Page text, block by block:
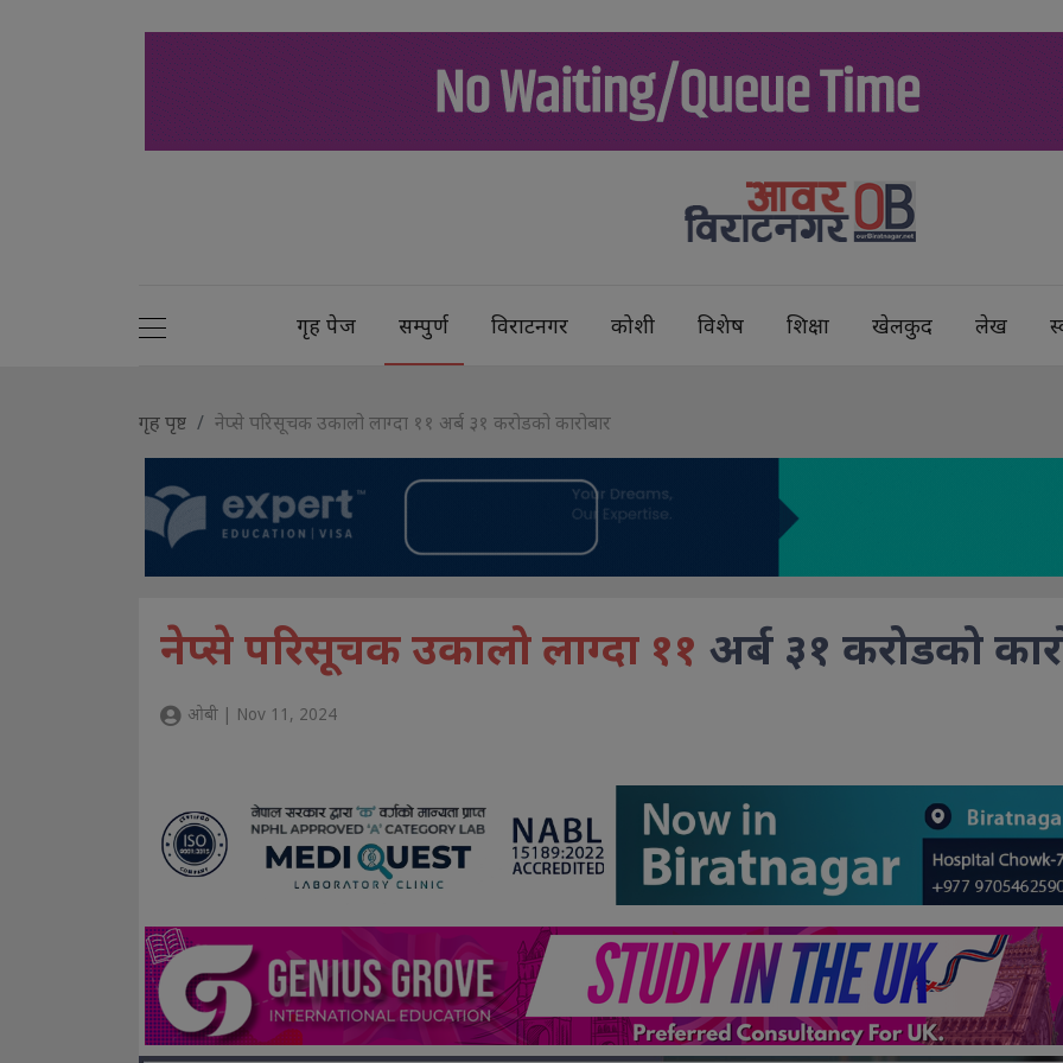
गृह पेज सम्पुर्ण विराटनगर कोशी विशेष शिक्षा खेलकुद लेख
गृह पृष्ट नेप्से परिसूचक उकालो लाग्दा ११ अर्ब ३१ करोडको कारोबार
नेप्से परिसूचक उकालो लाग्दा ११ अर्ब ३१ करोडको
ओबी | Nov 11, 2024